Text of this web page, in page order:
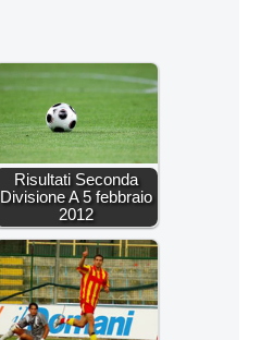
Risultati Seconda
Divisione A 5 febbraio
2012